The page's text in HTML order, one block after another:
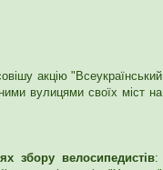
акцію "Всеукраїнський
вулицями своїх міст на
збору велосипедистів: